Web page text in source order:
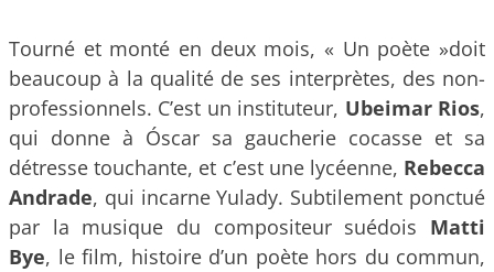
Tourné et monté en deux mois, « Un poète »doit
beaucoup à la qualité de ses interprètes, des non-
professionnels. C’est un instituteur, Ubeimar Rios,
qui donne à Óscar sa gaucherie cocasse et sa
détresse touchante, et c’est une lycéenne, Rebecca
Andrade, qui incarne Yulady. Subtilement ponctué
par la musique du compositeur suédois Matti
Bye, le film, histoire d’un poète hors du commun,